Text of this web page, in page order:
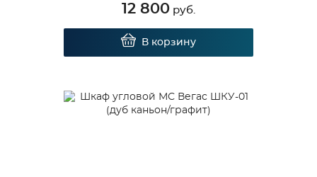
12 800 руб.
В корзину